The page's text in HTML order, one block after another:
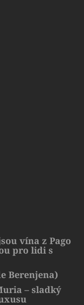
vína z Pago
pro lidi s
Berenjena)
– sladký